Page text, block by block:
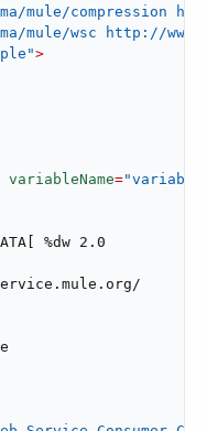
mule/compression
mule/wsc http://
>
variableName=
%dw 2.0